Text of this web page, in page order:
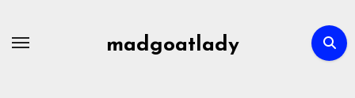
madgoatlady